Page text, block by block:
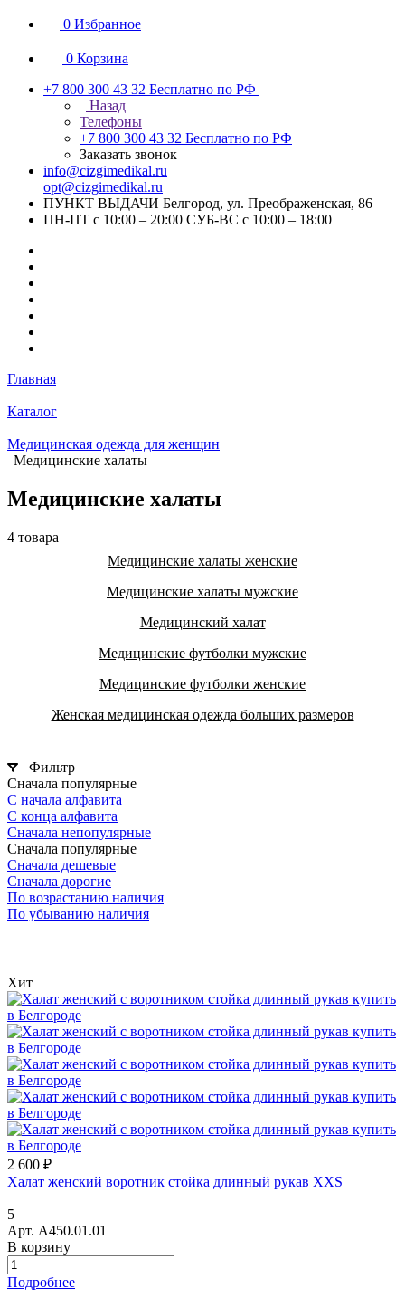
0 Избранное
0 Корзина
+7 800 300 43 32 Бесплатно по РФ
Назад
Телефоны
+7 800 300 43 32 Бесплатно по РФ
Заказать звонок
info@cizgimedikal.ru
opt@cizgimedikal.ru
ПУНКТ ВЫДАЧИ Белгород, ул. Преображенская, 86
ПН-ПТ с 10:00 – 20:00 СУБ-ВС с 10:00 – 18:00
Главная
Каталог
Медицинская одежда для женщин
Медицинские халаты
Медицинские халаты
4 товара
Медицинские халаты женские
Медицинские халаты мужские
Медицинский халат
Медицинские футболки мужские
Медицинские футболки женские
Женская медицинская одежда больших размеров
Фильтр
Сначала популярные
С начала алфавита
С конца алфавита
Сначала непопулярные
Сначала популярные
Сначала дешевые
Сначала дорогие
По возрастанию наличия
По убыванию наличия
Хит
2 600 ₽
Халат женский воротник стойка длинный рукав XXS
5
Арт. A450.01.01
В корзину
Подробнее